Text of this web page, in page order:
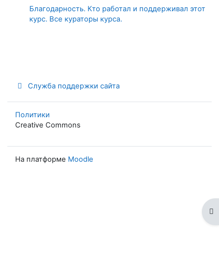
Благодарность. Кто работал и поддерживал этот
курс. Все кураторы курса.
Служба поддержки сайта
Политики
Creative Commons
На платформе Moodle